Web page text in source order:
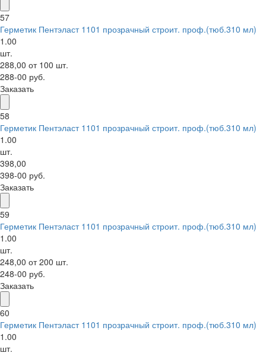
57
Герметик Пентэласт 1101 прозрачный строит. проф.(тюб.310 мл)
1.00
шт.
288,00 от 100 шт.
288-00 руб.
Заказать
58
Герметик Пентэласт 1101 прозрачный строит. проф.(тюб.310 мл)
1.00
шт.
398,00
398-00 руб.
Заказать
59
Герметик Пентэласт 1101 прозрачный строит. проф.(тюб.310 мл)
1.00
шт.
248,00 от 200 шт.
248-00 руб.
Заказать
60
Герметик Пентэласт 1101 прозрачный строит. проф.(тюб.310 мл)
1.00
шт.